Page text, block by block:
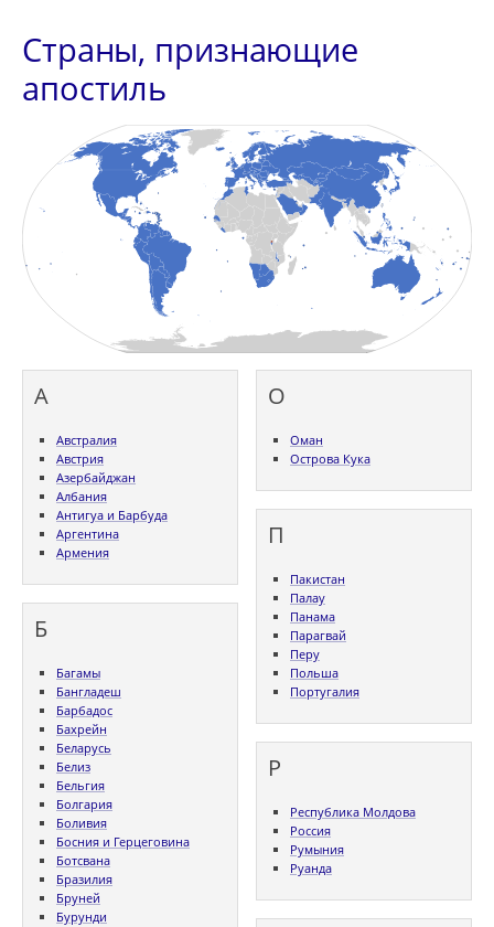
Страны, признающие
апостиль
А
Австралия
Австрия
Азербайджан
Албания
Антигуа и Барбуда
Аргентина
Армения
Б
Багамы
Бангладеш
Барбадос
Бахрейн
Беларусь
Белиз
Бельгия
Болгария
Боливия
Босния и Герцеговина
Ботсвана
Бразилия
Бруней
Бурунди
О
Оман
Острова Кука
П
Пакистан
Палау
Панама
Парагвай
Перу
Польша
Португалия
Р
Республика Молдова
Россия
Румыния
Руанда